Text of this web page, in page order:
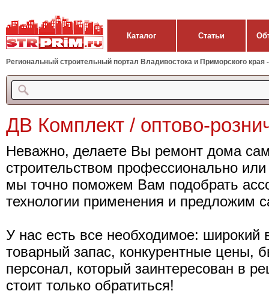
Каталог Статьи
Региональный строительный портал Владивостока и Приморского края
ДВ Комплект / оптово-
Неважно, делаете Вы ремонт дома
строительством профессионально
мы точно поможем Вам подобрать
технологии применения и предложим
У нас есть все необходимое: широкий
товарный запас, конкурентные цены,
персонал, который заинтересован в
стоит только обратиться!